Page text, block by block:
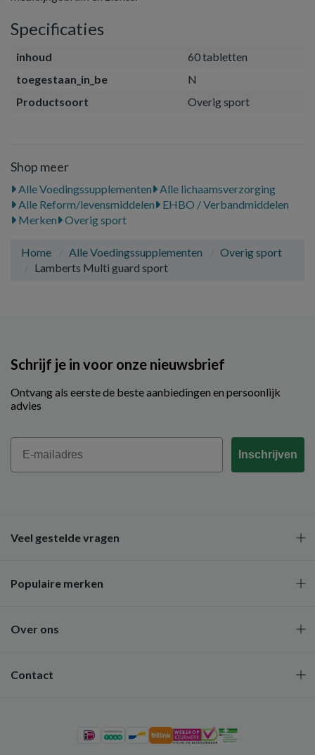
Specificaties
inhoud
60 tabletten
toegestaan_in_be
N
Productsoort
Overig sport
Shop meer
Alle Voedingssupplementen
Alle lichaamsverzorging
Alle Reform/levensmiddelen
EHBO / Verbandmiddelen
Merken
Overig sport
Home Alle Voedingssupplementen
Overig sport
Lamberts Multi guard sport
Schrijf je in voor onze nieuwsbrief
Ontvang als eerste de beste aanbiedingen en persoonlijk
advies
Email
Inschrijven
Veel gestelde vragen
Populaire merken
Over ons
Contact